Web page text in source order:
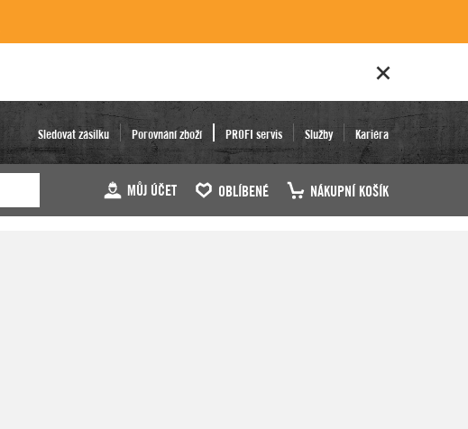
Sledovat zásilku Porovnání zboží PROFI servis Služby Kariéra
MŮJ ÚČET OBLÍBENÉ NÁKUPNÍ KOŠÍK